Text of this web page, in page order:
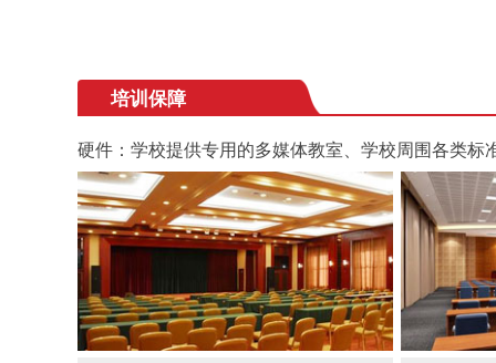
培训保障
硬件：学校提供专用的多媒体教室、学校周围各类标